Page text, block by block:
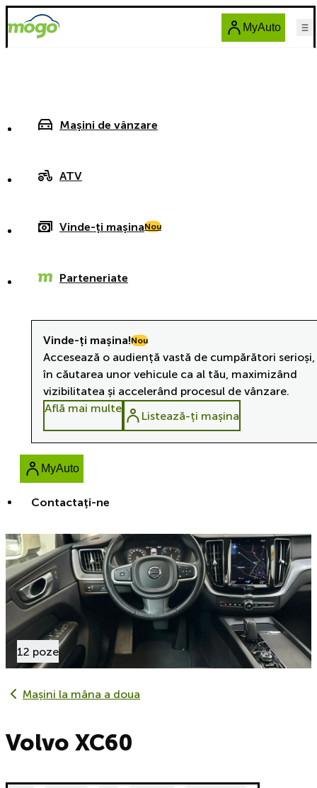
MyAuto
Mașini de vânzare
ATV
Vinde-ți mașinaNou
Parteneriate
Contactaţi-ne
Vinde-ți mașina!Nou
Accesează o audiență vastă de cumpărători
în căutarea unor vehicule ca al tău, maximizând
vizibilitatea și accelerând procesul de vânzare.
Află mai multe
Listează-ți mașina
MyAuto
12 poze
Mașini la mâna a doua
Volvo XC60